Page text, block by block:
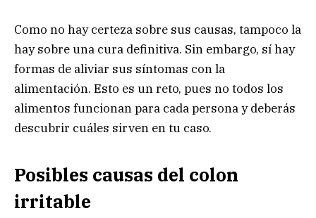
Como no hay certeza sobre sus causas, tampoco la
hay sobre una cura definitiva. Sin embargo, sí hay
formas de aliviar sus síntomas con la
alimentación. Esto es un reto, pues no todos los
alimentos funcionan para cada persona y deberás
descubrir cuáles sirven en tu caso.
Posibles causas del colon
irritable